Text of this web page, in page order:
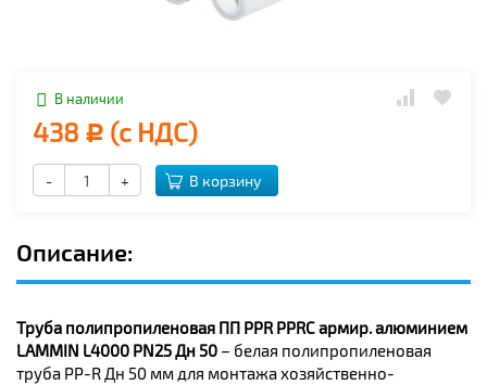
В наличии
438 Р (с НДС)
- + В корзину
Описание:
Труба полипропиленовая ПП PPR PPRC армир. алюминием
LAMMIN L4000 PN25 Дн 50 – белая полипропиленовая
труба PP-R Дн 50 мм для монтажа хозяйственно-